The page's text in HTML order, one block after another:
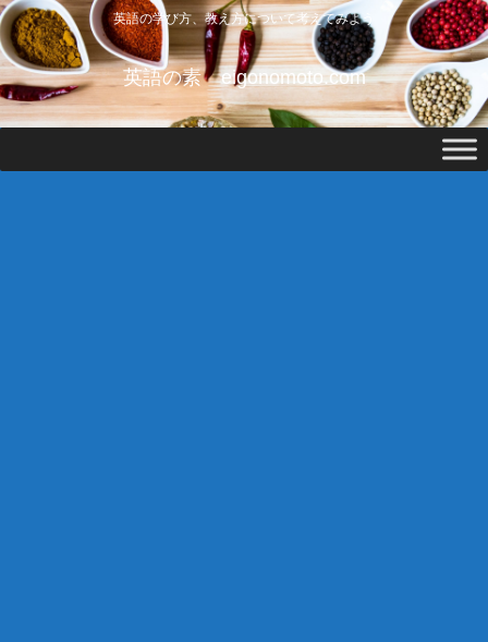
英語の学び方、教え方について考えてみよう
英語の素 eigonomoto.com